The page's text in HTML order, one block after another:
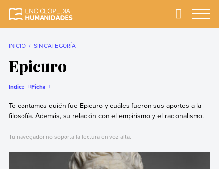
completa y más
Primary
INICIO SIN CATEGORÍA
Epicuro
Índice Ficha
Te contamos quién fue Epicuro y cuáles fueron sus aportes a la
filosofía. Además, su relación con el empirismo y el racionalismo.
Tu navegador no soporta la lectura en voz alta.